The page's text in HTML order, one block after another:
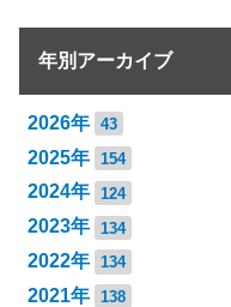
年別アーカイブ
2026年 43
2025年 154
2024年 124
2023年 134
2022年 134
2021年 138